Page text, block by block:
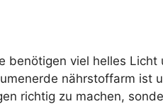
benötigen viel helles
nährstoffarm ist
richtig zu machen,